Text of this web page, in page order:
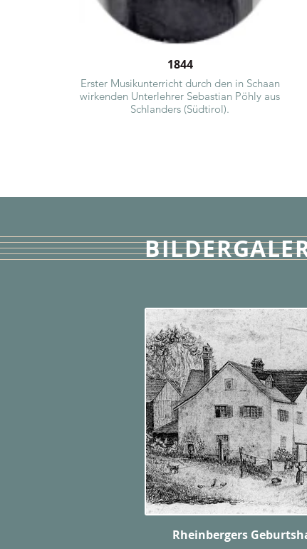
1844
Erster Musikunterricht durch den in Schaan
wirkenden Unterlehrer Sebastian Pöhly aus
Schlanders (Südtirol).
Rheinbergers